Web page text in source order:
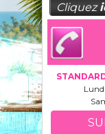
Cliquez